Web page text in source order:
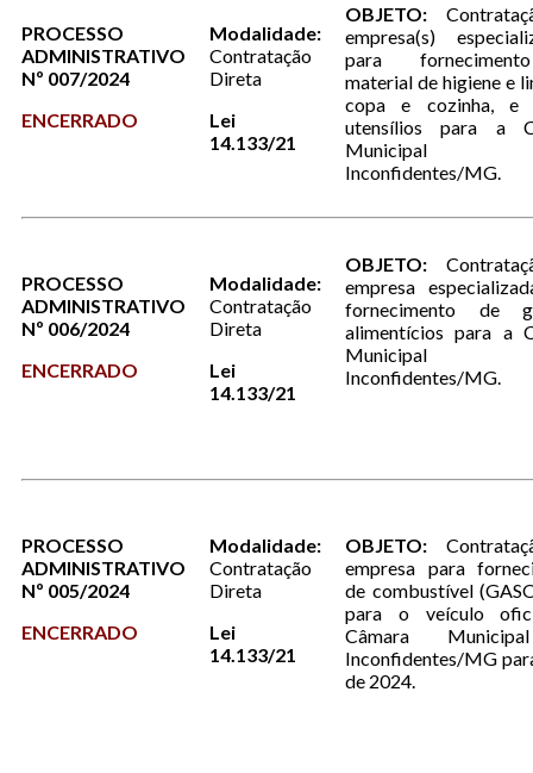
PROCESSO
ADMINISTRATIVO
Nº 007/2024
ENCERRADO
Modalidade:
Contratação
Direta
Lei
14.133/21
OBJETO:
empresa(s)
para
material de higiene e
copa e cozinha, e
utensílios para a
Municipal
Inconfidentes/MG.
PROCESSO
ADMINISTRATIVO
Nº 006/2024
ENCERRADO
Modalidade:
Contratação
Direta
Lei
14.133/21
OBJETO:
empresa
fornecimento de
alimentícios para a
Municipal
Inconfidentes/MG.
PROCESSO
ADMINISTRATIVO
Nº 005/2024
ENCERRADO
Modalidade:
Contratação
Direta
Lei
14.133/21
OBJETO:
empresa para
de combustível
para o veículo
Câmara
Inconfidentes/MG
de 2024.